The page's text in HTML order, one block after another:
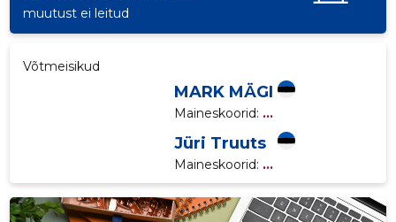
muutust ei leitud
Võtmeisikud
MARK MÄGI
Maineskoorid: ...
Jüri Truuts
Maineskoorid: ...